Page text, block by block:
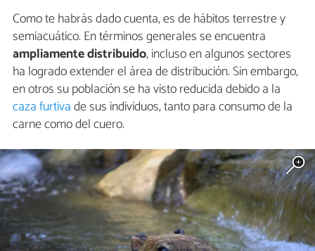
Como te habrás dado cuenta, es de hábitos terrestre y
semiacuático. En términos generales se encuentra
ampliamente distribuido, incluso en algunos sectores
ha logrado extender el área de distribución. Sin embargo,
en otros su población se ha visto reducida debido a la
caza furtivade sus individuos, tanto para consumo de la
carne como del cuero.